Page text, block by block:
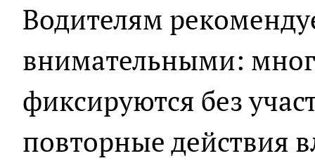
Водителям
внимательными:
фиксируются без
повторные действия